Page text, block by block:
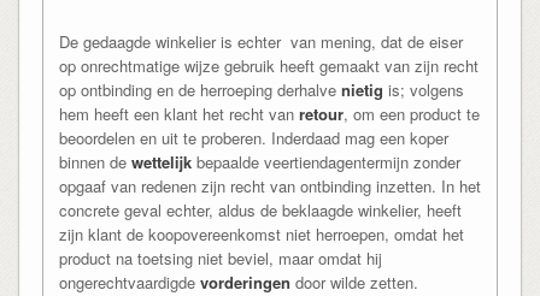
De gedaagde winkelier is echter van mening, dat de eiser
op onrechtmatige wijze gebruik heeft gemaakt van zijn recht
op ontbinding en de herroeping derhalve nietig is; volgens
hem heeft een klant het recht van retour, om een product te
beoordelen en uit te proberen. Inderdaad mag een koper
binnen de wettelijkbepaalde veertiendagentermijn zonder
opgaaf van redenen zijn recht van ontbinding inzetten. In het
concrete geval echter, aldus de beklaagde winkelier, heeft
zijn klant de koopovereenkomst niet herroepen, omdat het
product na toetsing niet beviel, maar omdat hij
ongerechtvaardigde vorderingen door wilde zetten.